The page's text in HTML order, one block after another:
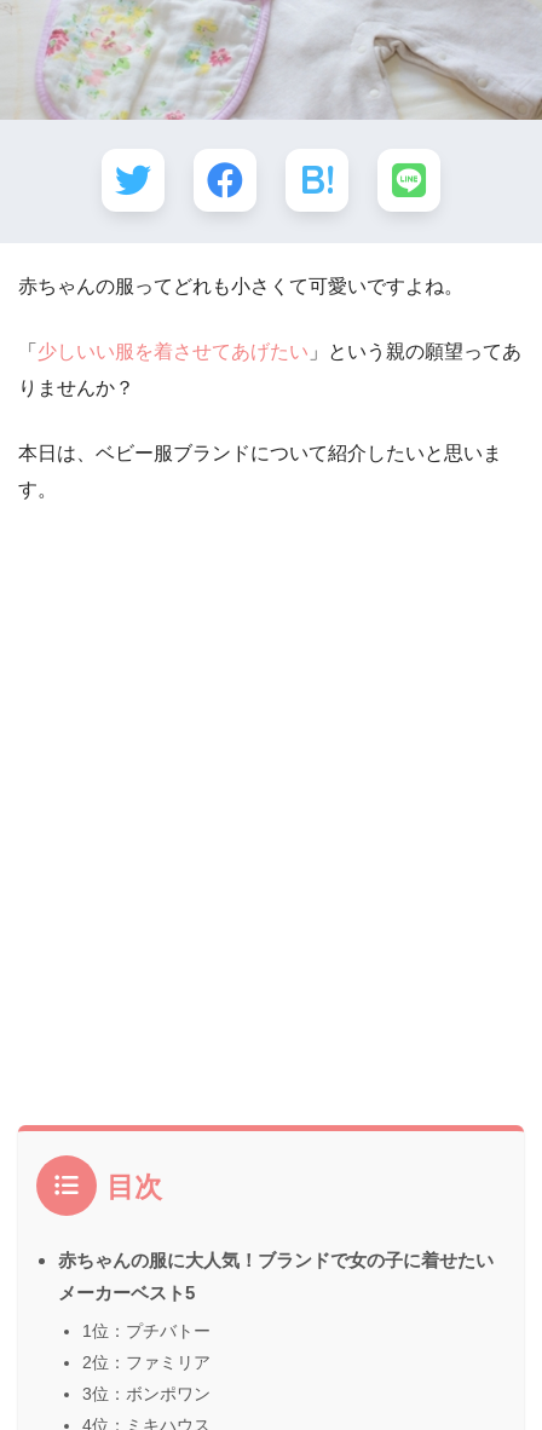
赤ちゃんの服ってどれも小さくて可愛いですよね。
「 少しいい服を着させてあげたい 」という親の願望ってあ
りませんか？
本日は、ベビー服ブランドについて紹介したいと思いま
す。
目次
赤ちゃんの服に大人気！ブランドで女の子に着せたい
メーカーベスト5
1位：プチバトー
2位：ファミリア
3位：ボンポワン
4位：ミキハウス